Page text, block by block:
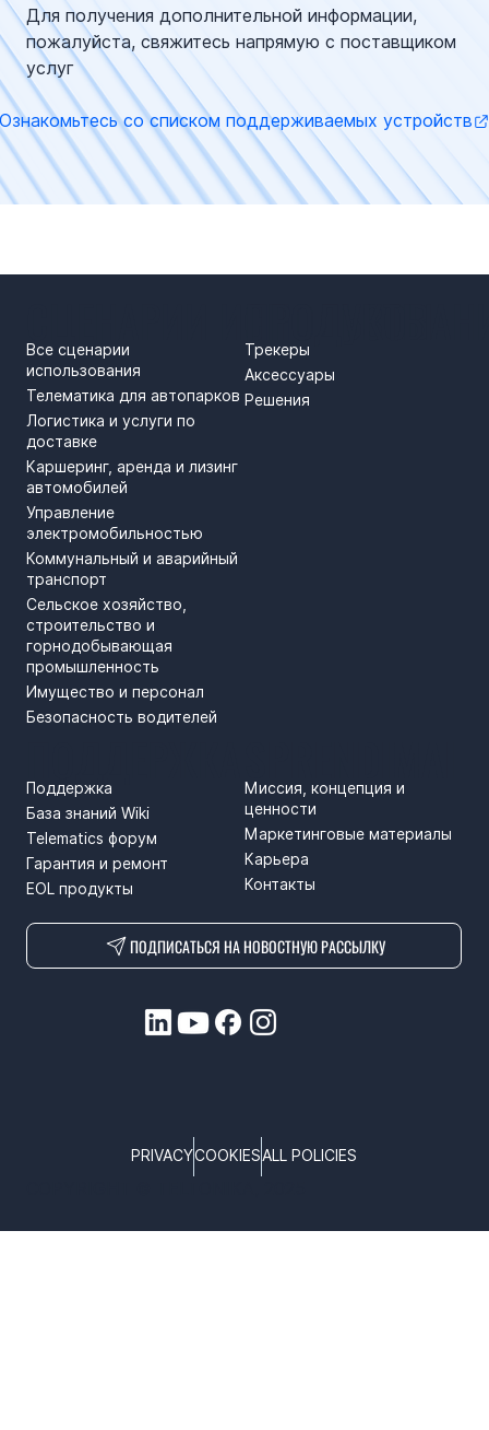
Для получения дополнительной информации,
пожалуйста, свяжитесь напрямую с поставщиком
услуг
Ознакомьтесь со списком поддерживаемых устройств
Все сценарии
использования
Телематика для автопарков
Логистика и услуги по
доставке
Каршеринг, аренда и лизинг
автомобилей
Управление
электромобильностью
Коммунальный и аварийный
транспорт
Сельское хозяйство,
строительство и
горнодобывающая
промышленность
Имущество и персонал
Безопасность водителей
Трекеры
Аксессуары
Решения
Миссия, концепция и
ценности
Маркетинговые материалы
Карьера
Контакты
Поддержка
База знаний Wiki
Telematics форум
Гарантия и ремонт
EOL продукты
ПОДПИСАТЬСЯ НА НОВОСТНУЮ РАССЫЛКУ
PRIVACYCOOKIESALL POLICIES